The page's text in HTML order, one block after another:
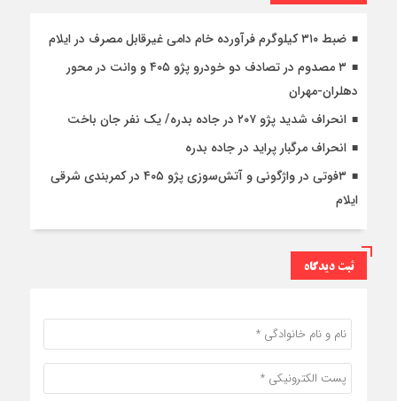
ضبط ۳۱۰ کیلوگرم فرآورده خام دامی غیرقابل مصرف در ایلام
۳ مصدوم در تصادف دو خودرو پژو ۴۰۵ و وانت در محور
دهلران-مهران
انحراف شدید پژو ۲۰۷ در جاده بدره/ یک نفر جان باخت
انحراف مرگبار پراید در جاده بدره
۳فوتی در واژگونی و آتش‌سوزی پژو ۴۰۵ در کمربندی شرقی
ایلام
ثبت دیدگاه